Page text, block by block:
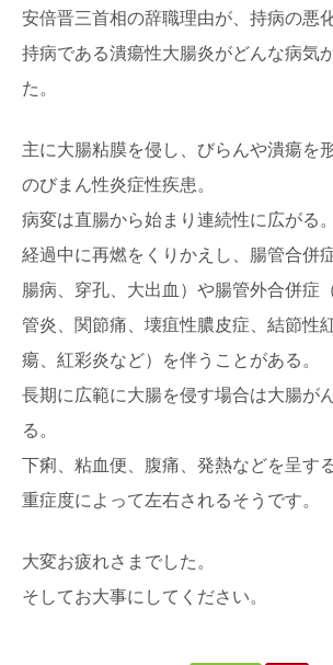
安倍晋三首相の辞職理由が、持病の悪
持病である潰瘍性大腸炎がどんな病気
た。
主に大腸粘膜を侵し、びらんや潰瘍を
のびまん性炎症性疾患。
病変は直腸から始まり連続性に広がる。
経過中に再燃をくりかえし、腸管合併
腸病、穿孔、大出血）や腸管外合併症
管炎、関節痛、壊疽性膿皮症、結節性
瘍、紅彩炎など）を伴うことがある。
長期に広範に大腸を侵す場合は大腸が
る。
下痢、粘血便、腹痛、発熱などを呈す
重症度によって左右されるそうです。
大変お疲れさまでした。
そしてお大事にしてください。